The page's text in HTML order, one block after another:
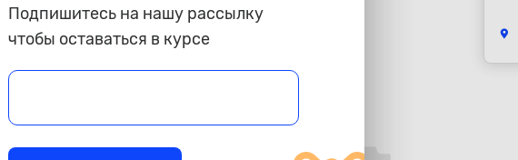
Подпишитесь на нашу рассылку
чтобы оставаться в курсе